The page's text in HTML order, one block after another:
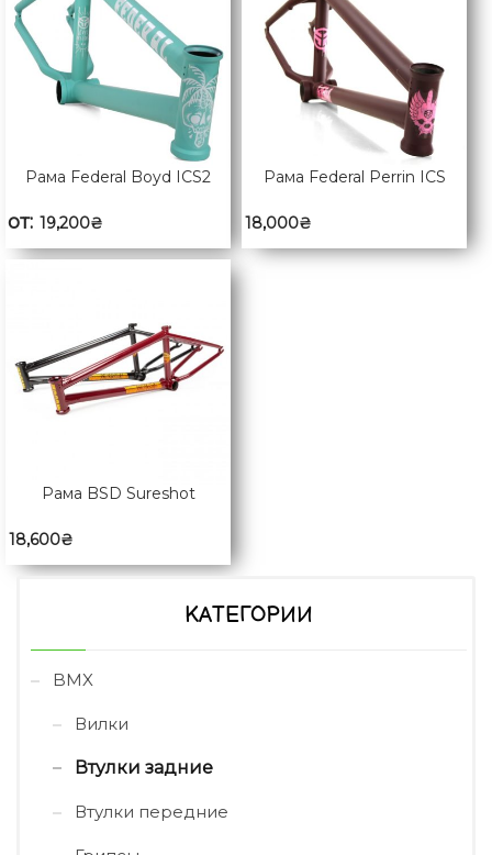
Рама Federal Boyd ICS2
от: 19,200₴
Рама Federal Perrin ICS
18,000₴
Рама BSD Sureshot
18,600₴
КАТЕГОРИИ
BMX
Вилки
Втулки задние
Втулки передние